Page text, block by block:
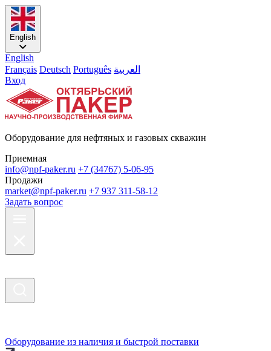
English
English
Français Deutsch Português العربية
Вход
Оборудование для нефтяных и газовых скважин
Приемная
info@npf-paker.ru +7 (34767) 5-06-95
Продажи
market@npf-paker.ru +7 937 311-58-12
Задать вопрос
Оборудование из наличия и быстрой поставки